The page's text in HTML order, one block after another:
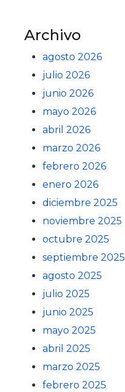
Archivo
agosto 2026
julio 2026
junio 2026
mayo 2026
abril 2026
marzo 2026
febrero 2026
enero 2026
diciembre 2025
noviembre 2025
octubre 2025
septiembre 2025
agosto 2025
julio 2025
junio 2025
mayo 2025
abril 2025
marzo 2025
febrero 2025